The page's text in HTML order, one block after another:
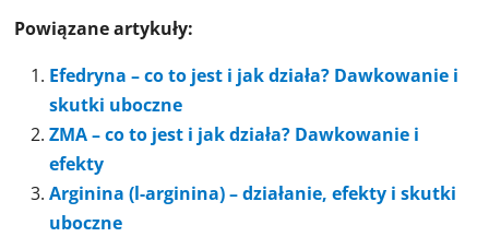
Powiązane artykuły:
Efedryna – co to jest i jak działa? Dawkowanie i
skutki uboczne
ZMA – co to jest i jak działa? Dawkowanie i
efekty
Arginina (l-arginina) – działanie, efekty i skutki
uboczne